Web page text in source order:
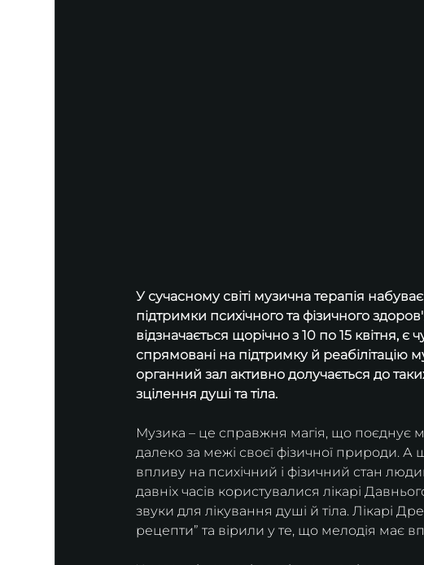
У сучасному світі музична терапія
підтримки психічного та фізичного
відзначається щорічно з 10 по 15 квітня,
спрямовані на підтримку й реабілітацію
органний зал активно долучається до
зцілення душі та тіла.
Музика – це справжня магія, що поєднує
далеко за межі своєї фізичної природи.
впливу на психічний і фізичний стан
давніх часів користувалися лікарі
звуки для лікування душі й тіла. Лікарі
рецепти” та вірили у те, що мелодія має